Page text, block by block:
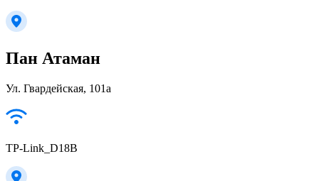
Пан Атаман
Ул. Гвардейская, 101а
TP-Link_D18B